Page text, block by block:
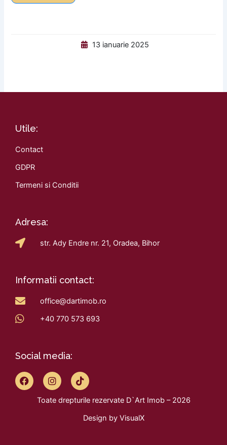
13 ianuarie 2025
Utile:
Contact
GDPR
Termeni si Conditii
Adresa:
str. Ady Endre nr. 21, Oradea, Bihor
Informatii contact:
office@dartimob.ro
+40 770 573 693
Social media:
F
a
c
I
n
s
t
T
i
k
t
k
Toate drepturile rezervate D`Art Imob – 2026
Design by VisualX